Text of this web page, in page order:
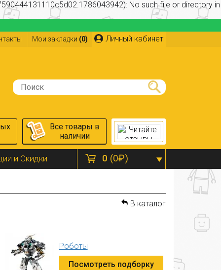
No such file or directory in
Личный кабинет
Мои закладки (0)
0 (0₽)
Все товары в
наличии
и Скидки
В каталог
Роботы
Посмотреть подборку